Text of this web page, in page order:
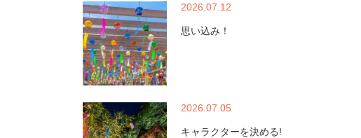
2026.07.12
思い込み！
2026.07.05
キャラクターを決める!